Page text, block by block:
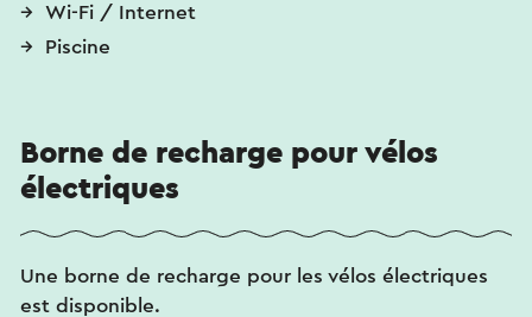
Wi-Fi / Internet
Piscine
Borne de recharge pour vélos
électriques
Une borne de recharge pour les vélos électriques
est disponible.